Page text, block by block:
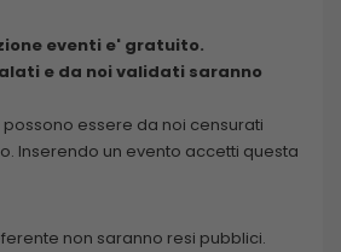
eventi e' gratuito.
e da noi validati saranno
essere da noi censurati
Inserendo un evento accetti questa
non saranno resi pubblici.